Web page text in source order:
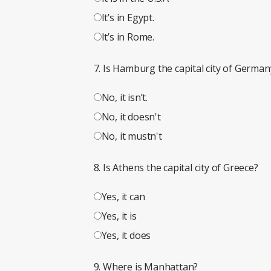
It’s in Egypt.
It’s in Rome.
7. Is Hamburg the capital city of
No, it isn’t.
No, it doesn't
No, it mustn't
8. Is Athens the capital city of Greece?
Yes, it can
Yes, it is
Yes, it does
9. Where is Manhattan?